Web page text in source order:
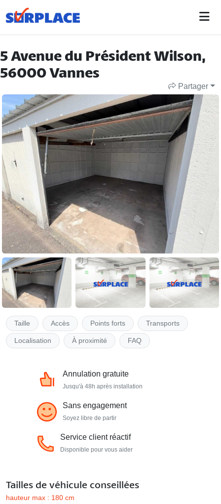
5 Avenue du Président Wilson,
56000 Vannes
Partager
Taille Accès Points forts Transports
Localisation À proximité FAQ
Annulation gratuite
Jusqu'à 48h après installation
Sans engagement
Soyez libre de partir
Service client réactif
Disponible pour vous aider
Tailles de véhicule conseillées
hauteur max : 180 cm